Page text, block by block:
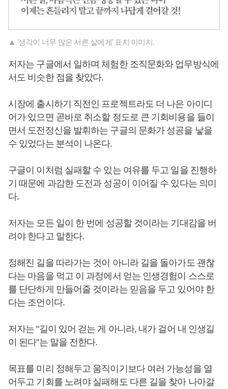
▲ '생각이 너무 많은 서른 살에게' 표지 이미지.
저자는 구글에서 일하며 체험한 조직문화와 업무방식에
서도 비슷한 점을 찾았다.
시장에 출시하기 직전인 프로젝트라도 더 나은 아이디
어가 있으면 곧바로 취소할 정도로 큰 기회비용을 들이
면서 도전정신을 발휘하는 구글의 문화가 성공을 낳을
수 있었다는 분석이 나온다.
구글이 이처럼 실패할 수 있는 여유를 두고 일을 진행하
기 때문에 과감한 도전과 성공이 이어질 수 있다는 의미
다.
저자는 모든 일이 한 번에 성공할 것이라는 기대감을 버
려야 한다고 말한다.
정해진 길을 따라가는 것이 아니라 길을 돌아가도 괜찮
다는 마음을 먹고 이 과정에서 얻는 인생경험이 스스로
를 단단하게 만들어줄 것이라는 믿음을 두고 있어야 한
다는 조언이다.
저자는 "길이 있어 걷는 게 아니라, 내가 걸어 내 인생길
이 된다"는 말을 전한다.
목표를 미리 정해두고 움직이기보다 여러 가능성을 열
어두고 기회를 노려야 실패해도 다른 길을 찾아 나아갈